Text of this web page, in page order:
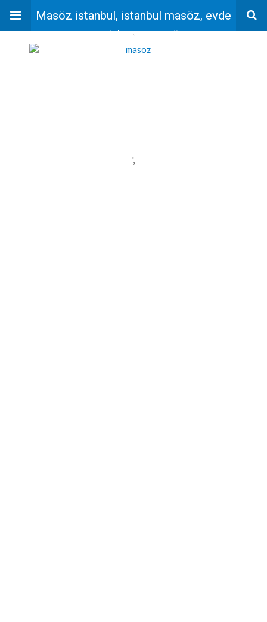
Masöz istanbul, istanbul masöz, evde
masaj, bayan masöz
'
',